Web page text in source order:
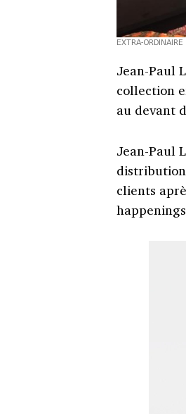
EXTRA-ORDINAIRE
Jean-Paul
collection
au devant
Jean-Paul
clients